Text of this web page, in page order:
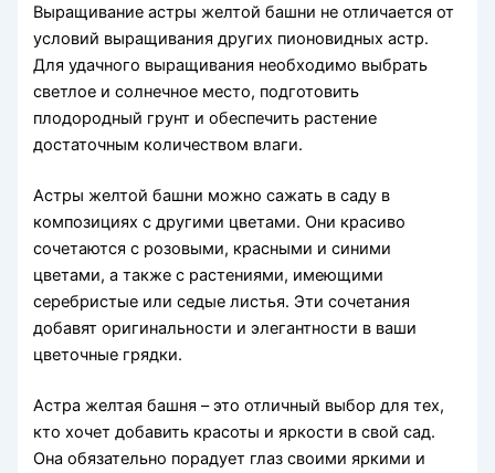
Выращивание астры желтой башни не отличается от
условий выращивания других пионовидных астр.
Для удачного выращивания необходимо выбрать
светлое и солнечное место, подготовить
плодородный грунт и обеспечить растение
достаточным количеством влаги.
Астры желтой башни можно сажать в саду в
композициях с другими цветами. Они красиво
сочетаются с розовыми, красными и синими
цветами, а также с растениями, имеющими
серебристые или седые листья. Эти сочетания
добавят оригинальности и элегантности в ваши
цветочные грядки.
Астра желтая башня – это отличный выбор для тех,
кто хочет добавить красоты и яркости в свой сад.
Она обязательно порадует глаз своими яркими и